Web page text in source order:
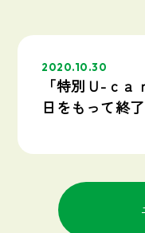
2020.10.30
「特別Ｕ-ｃａ
日をもって終